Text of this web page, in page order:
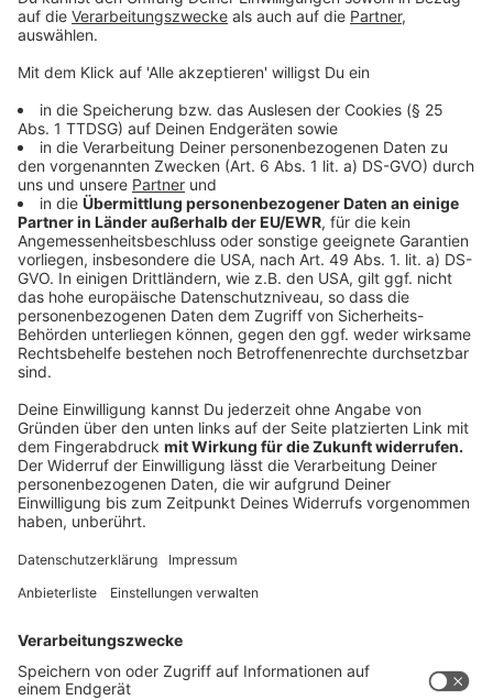
einen Anruf erhalten. Darin sei er aufgefordert worden,
seine Bewerbung zurückzuziehen. Koalitionskreise in
Düsseldorf hätten sich auf eine Frau für den
Der Bundesrichter zieht daraus den Schluss, die
erfolgreiche Bewerberin sei wegen ihres Geschlechts
bevorzugt worden. Die Auswahlentscheidung des
Justizministers sei nicht nach der vom Grundgesetz
verlangten Bestenauswahl, sondern im Wege einer
politischen Vorfestlegung getroffen worden.
Anzeige
Anzeige
Aus dem NRW-Justizministerium ist zu hören, es habe
keine unzulässige Vorfestlegung durch den
Justizminister gegeben. Das
Entscheidung allein wegen der Notwendigkeit weiterer
gerichtlicher Klärung aufgehoben. In allen anderen
Das Justizministerium werde seinen Standpunkt auch